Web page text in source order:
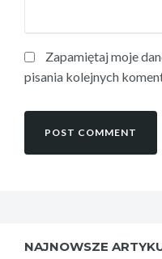
Zapamiętaj moje
pisania kolejnych
NAJNOWSZE